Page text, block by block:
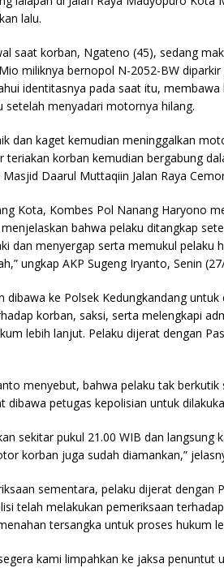
lalu.
saat korban, Ngateno (45), sedang
miliknya bernopol N-2052-BW
identitasnya pada saat itu,
setelah menyadari motornya hilang.
dan kaget kemudian meninggalkan
teriakan korban kemudian bergabung
Daarul Muttaqiin Jalan Raya
Kota, Kombes Pol Nanang Haryono
bahwa pelaku ditangkap
dan menyergap serta memukul pelaku
ungkap AKP Sugeng Iryanto, Senin
dibawa ke Polsek Kedungkandang
korban, saksi, serta melengkapi
lebih lanjut. Pelaku dijerat dengan
menyebut, bahwa pelaku tak
dibawa petugas kepolisian untuk
sekitar pukul 21.00 WIB dan
korban juga sudah diamankan,”
sementara, pelaku dijerat dengan
telah melakukan pemeriksaan
tersangka untuk proses hukum
kami limpahkan ke jaksa penuntut